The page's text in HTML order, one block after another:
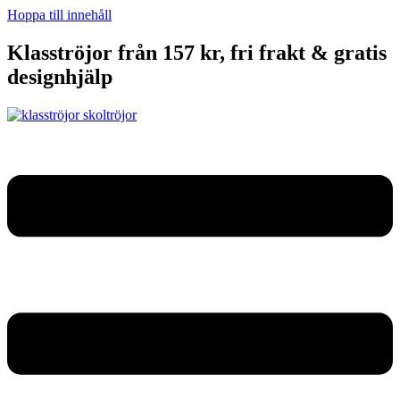
Hoppa till innehåll
Klasströjor från 157 kr, fri frakt & gratis
designhjälp